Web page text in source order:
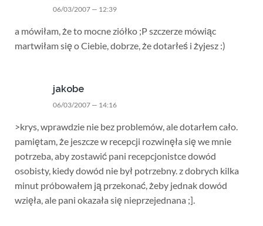
06/03/2007 — 12:39
a mówiłam, że to mocne ziółko ;P szczerze mówiąc
martwiłam się o Ciebie, dobrze, że dotarłeś i żyjesz :)
jakobe
06/03/2007 — 14:16
>krys, wprawdzie nie bez problemów, ale dotarłem cało.
pamiętam, że jeszcze w recepcji rozwinęła się we mnie
potrzeba, aby zostawić pani recepcjonistce dowód
osobisty, kiedy dowód nie był potrzebny. z dobrych kilka
minut próbowałem ją przekonać, żeby jednak dowód
wzięła, ale pani okazała się nieprzejednana ;].